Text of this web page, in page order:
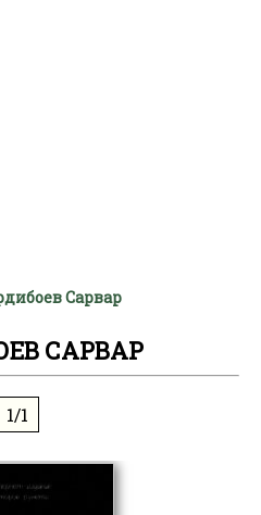
Сарвар
САРВАР
1/1